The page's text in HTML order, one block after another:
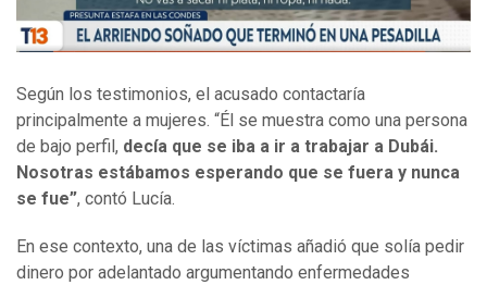
Según los testimonios, el acusado contactaría
principalmente a mujeres. “Él se muestra como una persona
de bajo perfil, decía que se iba a ir a trabajar a Dubái.
Nosotras estábamos esperando que se fuera y nunca
se fue”, contó Lucía.
En ese contexto, una de las víctimas añadió que solía pedir
dinero por adelantado argumentando enfermedades